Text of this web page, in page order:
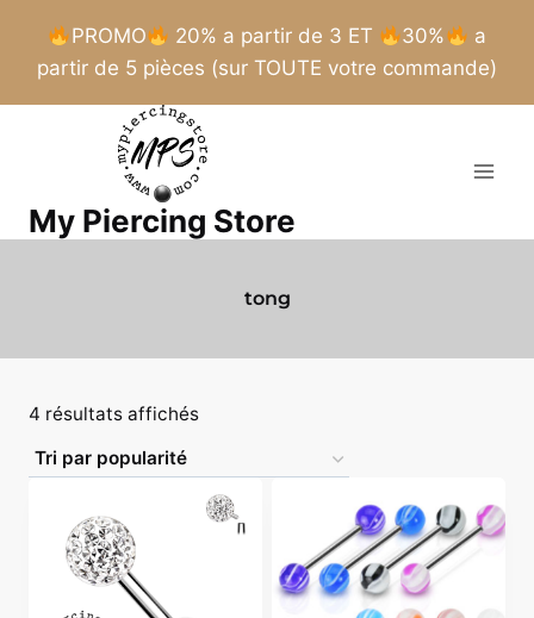
PROMO 20% a partir de 3 ET 30%
a
partir de 5 pièces (sur TOUTE votre commande)
My Piercing Store
tong
4 résultats affichésTrié
popularité